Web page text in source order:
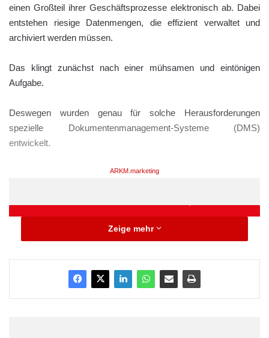
einen Großteil ihrer Geschäftsprozesse elektronisch ab. Dabei
entstehen riesige Datenmengen, die effizient verwaltet und
archiviert werden müssen.
Das klingt zunächst nach einer mühsamen und eintönigen
Aufgabe.
Deswegen wurden genau für solche Herausforderungen
spezielle Dokumentenmanagement-Systeme (DMS)
entwickelt.
ARKM.marketing
Zeige mehr